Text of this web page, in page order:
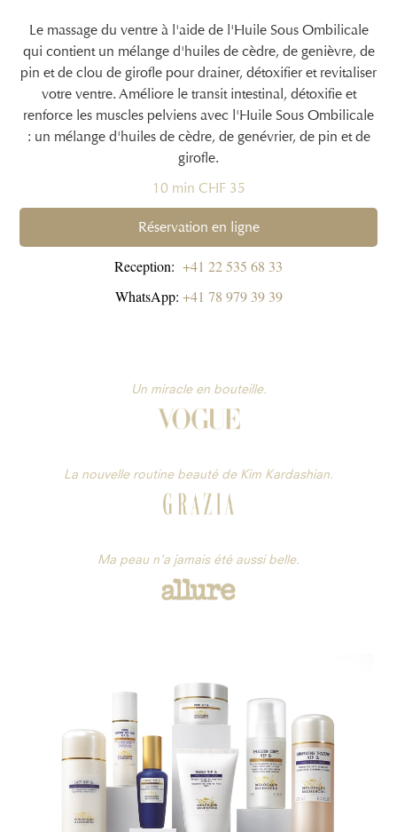
Le massage du ventre à l'aide de l'Huile Sous Ombilicale
qui contient un mélange d'huiles de cèdre, de genièvre, de
pin et de clou de girofle pour drainer, détoxifier et revitaliser
votre ventre. Améliore le transit intestinal, détoxifie et
renforce les muscles pelviens avec l'Huile Sous Ombilicale
: un mélange d'huiles de cèdre, de genévrier, de pin et de
girofle.
10 min CHF 35
Réservation en ligne
Reception: +41 22 535 68 33
WhatsApp: +41 78 979 39 39
Un miracle en bouteille.
La nouvelle routine beauté de Kim Kardashian.
Ma peau n'a jamais été aussi belle.